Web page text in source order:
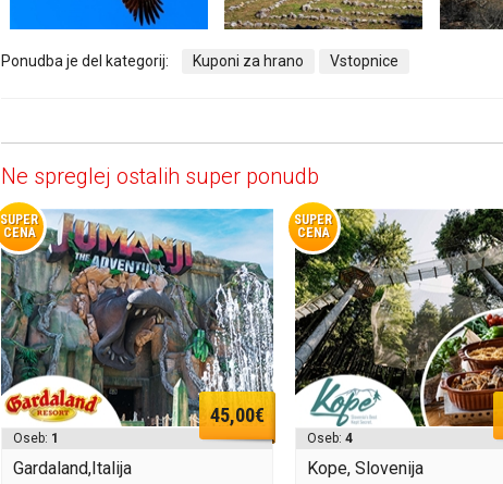
Ponudba je del kategorij: Kuponi za hrano Vstopnice
Ne spreglej ostalih super ponudb
SUPER
CENA
45,00€
Oseb: 1
Gardaland,Italija
SUPER
CENA
Oseb: 4
Kope, Slovenija